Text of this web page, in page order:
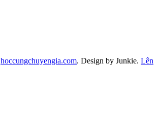
hoccungchuyengia.com. Design by Junkie. Lên